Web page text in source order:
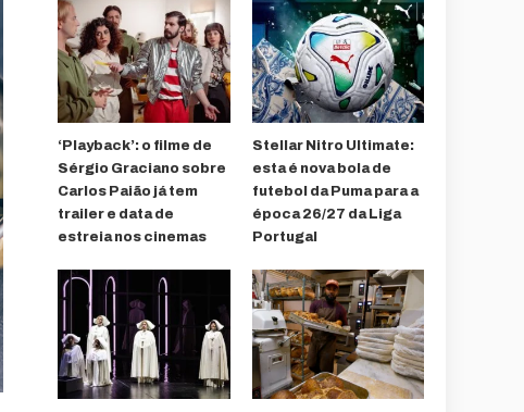
‘Playback’: o filme de
Sérgio Graciano sobre
Carlos Paião já tem
trailer e data de
estreia nos cinemas
Stellar Nitro Ultimate:
esta é nova bola de
futebol da Puma para a
época 26/27 da Liga
Portugal